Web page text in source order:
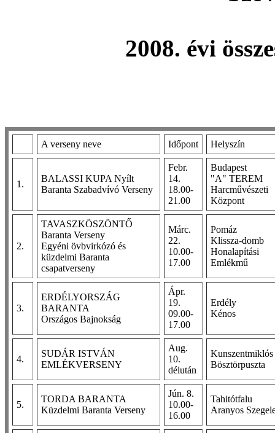
2008. évi
A verseny neve Időpont Helyszín
1.
BALASSI KUPA Nyílt
Baranta Szabadvívó Verseny
Febr.
14.
18.00-
21.00
Budapest
"A" TEREM
Harcművészeti
Központ
2.
TAVASZKÖSZÖNTŐ
Baranta Verseny
Egyéni övbvirkózó és
küzdelmi Baranta
csapatverseny
Márc.
22.
10.00-
17.00
Pomáz
Klissza-domb
Honalapítási
Emlékmű
3.
ERDÉLYORSZÁG
BARANTA
Országos Bajnokság
Ápr.
19.
09.00-
17.00
Erdély
Kénos
4.
SUDÁR ISTVÁN
EMLÉKVERSENY
Aug.
10.
délután
Kunszentmiklós
Bösztörpuszta
5.
TORDA BARANTA
Küzdelmi Baranta Verseny
Jún. 8.
10.00-
16.00
Tahitótfalu
Aranyos